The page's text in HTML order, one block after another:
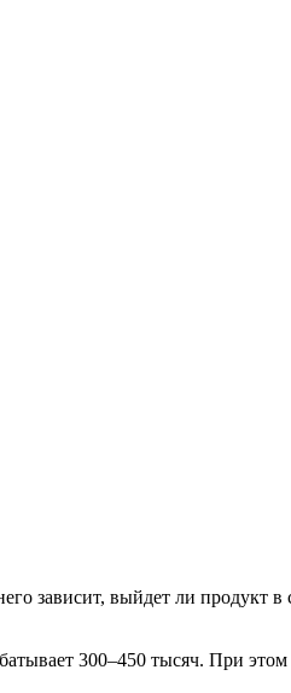
зависит, выйдет ли продукт в
300–450 тысяч. При этом